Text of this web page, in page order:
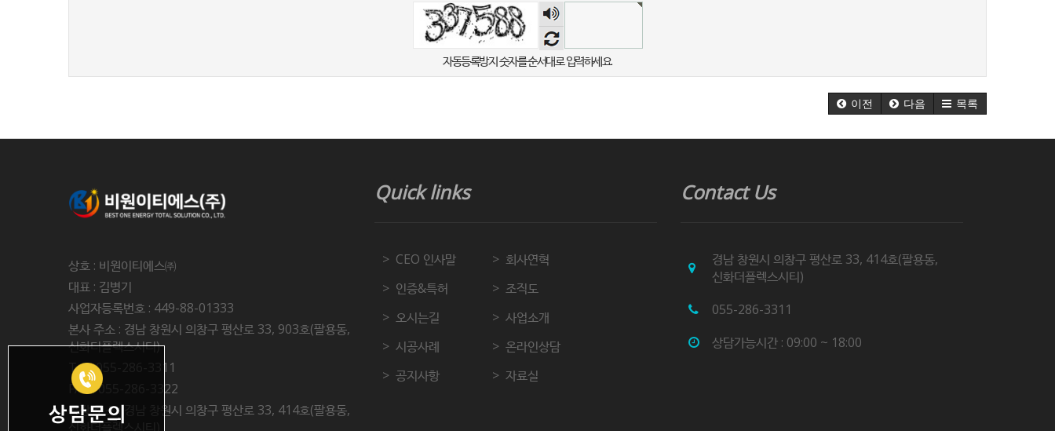
숫자
음성
듣기
자동등록방지 숫자를 순서대로 입력하세요.
이전 다음 목록
상호 : 비원이티에스㈜
대표 : 김병기
사업자등록번호 : 449-88-01333
본사 주소 : 경남 창원시 의창구 평산로 33, 903호(팔용동,
신화더플렉스시티)
Tel : 055-286-3311
FAX : 055-286-3322
공장 주소 : 경남 창원시 의창구 평산로 33, 414호(팔용동,
신화더플렉스시티)
Quick links
CEO 인사말
회사연혁
인증&특허
조직도
오시는길
사업소개
시공사례
온라인상담
공지사항
자료실
Contact Us
경남 창원시 의창구 평산로 33, 414호(팔용동,
신화더플렉스시티)
055-286-3311
상담가능시간 : 09:00 ~ 18:00